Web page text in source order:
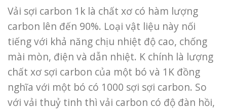
Vải sợi carbon 1k là chất xơ có hàm lượng
carbon lên đến 90%. Loại vật liệu này nối
tiếng với khả năng chịu nhiệt độ cao, chống
mài mòn, điện và dẫn nhiệt. K chính là lượng
chất xơ sợi carbon của một bó và 1K đồng
nghĩa với một bó có 1000 sợi sợi carbon. So
với vải thuỷ tinh thì vải carbon có độ đàn hồi,